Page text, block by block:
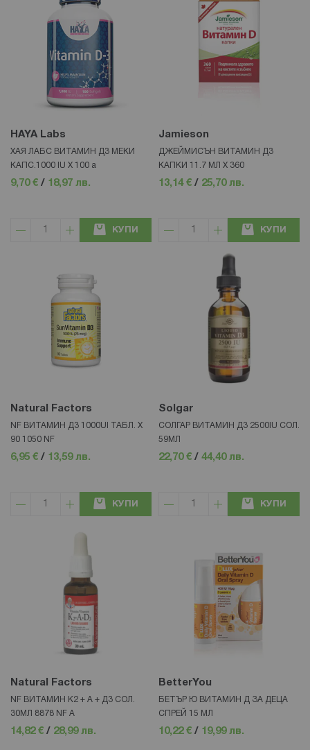
HAYA Labs
ХАЯ ЛАБС ВИТАМИН Д3 МЕКИ
КАПС.1000 IU Х 100 а
9,70 € / 18,97 лв.
КУПИ
Jamieson
ДЖЕЙМИСЪН ВИТАМИН Д3
КАПКИ 11.7 МЛ Х 360
13,14 € / 25,70 лв.
КУПИ
Natural Factors
NF ВИТАМИН Д3 1000UI ТАБЛ. X
90 1050 NF
6,95 € / 13,59 лв.
КУПИ
Solgar
СОЛГАР ВИТАМИН Д3 2500IU СОЛ.
59МЛ
22,70 € / 44,40 лв.
КУПИ
Natural Factors
NF ВИТАМИН К2 + А + Д3 СОЛ.
30МЛ 8878 NF А
14,82 € / 28,99 лв.
BetterYou
БЕТЪР Ю ВИТАМИН Д ЗА ДЕЦА
СПРЕЙ 15 МЛ
10,22 € / 19,99 лв.